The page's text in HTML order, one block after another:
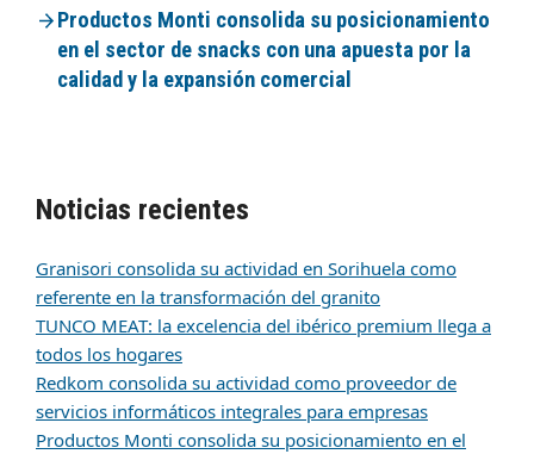
Productos Monti consolida su posicionamiento
en el sector de snacks con una apuesta por la
calidad y la expansión comercial
Noticias recientes
Granisori consolida su actividad en Sorihuela como
referente en la transformación del granito
TUNCO MEAT: la excelencia del ibérico premium llega a
todos los hogares
Redkom consolida su actividad como proveedor de
servicios informáticos integrales para empresas
Productos Monti consolida su posicionamiento en el